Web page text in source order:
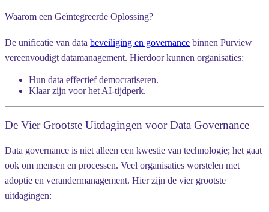
Waarom een Geïntegreerde Oplossing?
De unificatie van data beveiliging en governance binnen Purview
vereenvoudigt datamanagement. Hierdoor kunnen organisaties:
Hun data effectief democratiseren.
Klaar zijn voor het AI-tijdperk.
De Vier Grootste Uitdagingen voor Data Governance
Data governance is niet alleen een kwestie van technologie; het gaat
ook om mensen en processen. Veel organisaties worstelen met
adoptie en verandermanagement. Hier zijn de vier grootste
uitdagingen: